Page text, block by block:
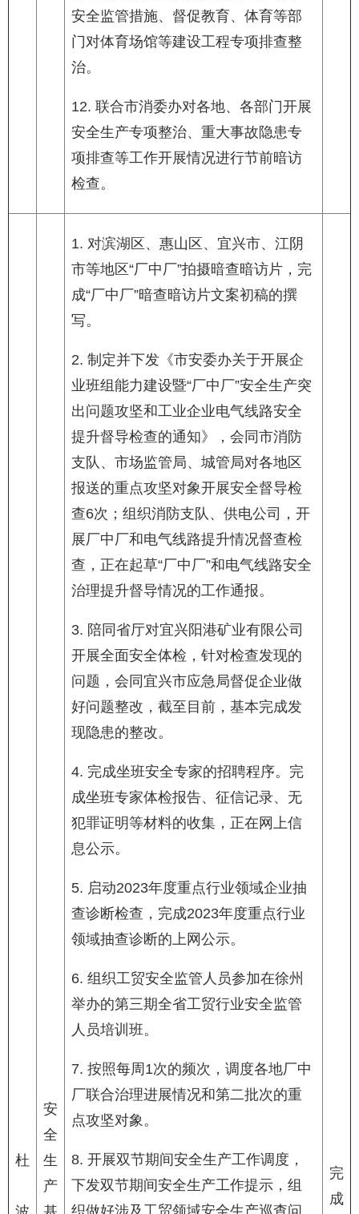
安全监管措施、督促教育、体育等部
门对体育场馆等建设工程专项排查整
治。
12. 联合市消委办对各地、各部门开展
安全生产专项整治、重大事故隐患专
项排查等工作开展情况进行节前暗访
检查。
杜
安
全
生
产
1. 对滨湖区、惠山区、宜兴市、江阴
市等地区“厂中厂”拍摄暗查暗访片，完
成“厂中厂”暗查暗访片文案初稿的撰
写。
2. 制定并下发《市安委办关于开展企
业班组能力建设暨“厂中厂”安全生产突
出问题攻坚和工业企业电气线路安全
提升督导检查的通知》，会同市消防
支队、市场监管局、城管局对各地区
报送的重点攻坚对象开展安全督导检
查6次；组织消防支队、供电公司，开
展厂中厂和电气线路提升情况督查检
查，正在起草“厂中厂”和电气线路安全
治理提升督导情况的工作通报。
3. 陪同省厅对宜兴阳港矿业有限公司
开展全面安全体检，针对检查发现的
问题，会同宜兴市应急局督促企业做
好问题整改，截至目前，基本完成发
现隐患的整改。
4. 完成坐班安全专家的招聘程序。完
成坐班专家体检报告、征信记录、无
犯罪证明等材料的收集，正在网上信
息公示。
5. 启动2023年度重点行业领域企业抽
查诊断检查，完成2023年度重点行业
领域抽查诊断的上网公示。
6. 组织工贸安全监管人员参加在徐州
举办的第三期全省工贸行业安全监管
人员培训班。
7. 按照每周1次的频次，调度各地厂中
厂联合治理进展情况和第二批次的重
点攻坚对象。
8. 开展双节期间安全生产工作调度，
下发双节期间安全生产工作提示，组
完
成